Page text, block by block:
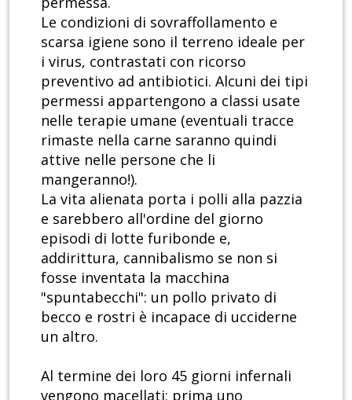
Le condizioni di sovraffollamento e
scarsa igiene sono il terreno ideale per
i virus, contrastati con ricorso
preventivo ad antibiotici. Alcuni dei tipi
permessi appartengono a classi usate
nelle terapie umane (eventuali tracce
rimaste nella carne saranno quindi
attive nelle persone che li
mangeranno!).
La vita alienata porta i polli alla pazzia
e sarebbero all'ordine del giorno
episodi di lotte furibonde e,
addirittura, cannibalismo se non si
fosse inventata la macchina
"spuntabecchi": un pollo privato di
becco e rostri è incapace di ucciderne
un altro.
Al termine dei loro 45 giorni infernali
vengono macellati: prima uno